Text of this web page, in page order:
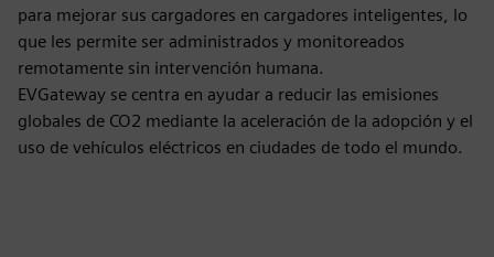
para mejorar sus cargadores en cargadores inteligentes, lo
que les permite ser administrados y monitoreados
remotamente sin intervención humana.
EVGateway se centra en ayudar a reducir las emisiones
globales de CO2 mediante la aceleración de la adopción y el
uso de vehículos eléctricos en ciudades de todo el mundo.